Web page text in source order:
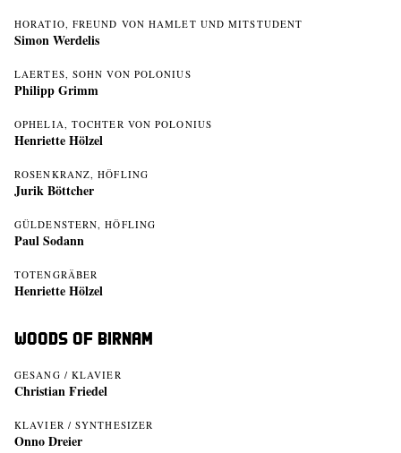
HORATIO, FREUND VON HAMLET UND MITSTUDENT
Simon Werdelis
LAERTES, SOHN VON POLONIUS
Philipp Grimm
OPHELIA, TOCHTER VON POLONIUS
Henriette Hölzel
ROSENKRANZ, HÖFLING
Jurik Böttcher
GÜLDENSTERN, HÖFLING
Paul Sodann
TOTENGRÄBER
Henriette Hölzel
Woods of Birnam
GESANG / KLAVIER
Christian Friedel
KLAVIER / SYNTHESIZER
Onno Dreier